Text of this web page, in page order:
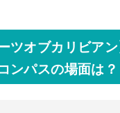
ツオブカリビア
ンパスの場面は？